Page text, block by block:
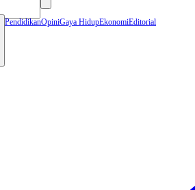
PendidikanOpiniGaya HidupEkonomiEditorial